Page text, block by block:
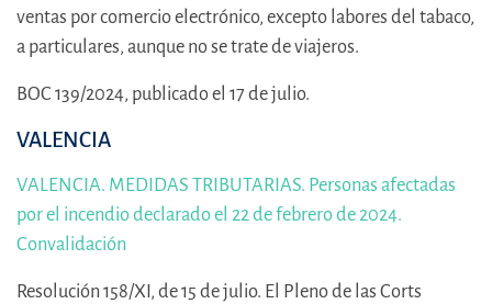
ventas por comercio electrónico, excepto labores del tabaco,
a particulares, aunque no se trate de viajeros.
BOC 139/2024, publicado el 17 de julio.
VALENCIA
VALENCIA. MEDIDAS TRIBUTARIAS. Personas afectadas
por el incendio declarado el 22 de febrero de 2024.
Convalidación
Resolución 158/XI, de 15 de julio. El Pleno de las Corts